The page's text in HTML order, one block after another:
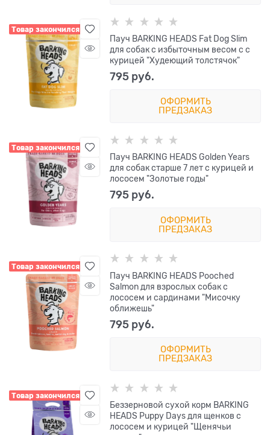
Товар закончился
Пауч BARKING HEADS Fat Dog Slim
для собак с избыточным весом с с
курицей "Худеющий толстячок"
795 руб.
ОФОРМИТЬ
ПРЕДЗАКАЗ
Товар закончился
Пауч BARKING HEADS Golden Years
для собак старше 7 лет с курицей и
лососем "Золотые годы"
795 руб.
ОФОРМИТЬ
ПРЕДЗАКАЗ
Товар закончился
Пауч BARKING HEADS Pooched
Salmon для взрослых собак с
лососем и сардинами "Мисочку
оближешь"
795 руб.
ОФОРМИТЬ
ПРЕДЗАКАЗ
Товар закончился
Беззерновой cухой корм BARKING
HEADS Puppy Days для щенков с
лососем и курицей "Щенячьи